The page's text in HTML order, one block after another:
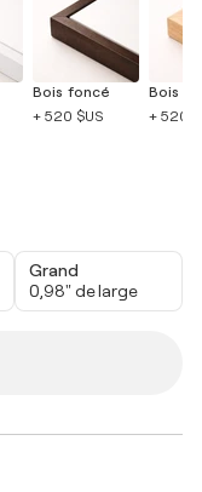
Bois foncé
+ 520 $US
Bois
+ 520
Grand
0,98" de large